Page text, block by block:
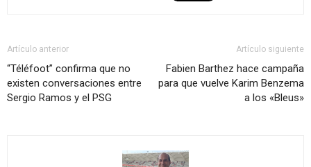
Artículo anterior
“Téléfoot” confirma que no
existen conversaciones entre
Sergio Ramos y el PSG
Artículo siguiente
Fabien Barthez hace campaña
para que vuelve Karim Benzema
a los «Bleus»